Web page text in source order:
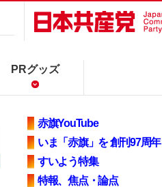
PRグッズ
赤旗YouTube
いま「赤旗」を 創刊97周年
すいよう特集
特報、焦点・論点